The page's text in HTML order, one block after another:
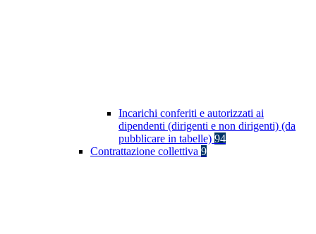
Incarichi conferiti e autorizzati ai
dipendenti (dirigenti e non dirigenti) (da
pubblicare in tabelle) 94
Contrattazione collettiva 9